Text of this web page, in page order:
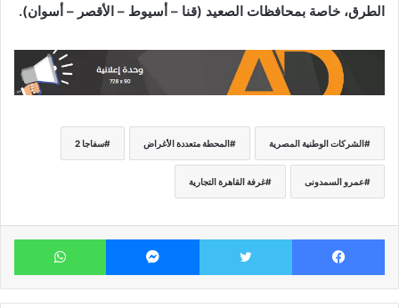
الطرق، خاصة بمحافظات الصعيد (قنا – أسيوط – الأقصر – أسوان).
الشركات الوطنية المصرية المحطة متعددة الأغراض سفاجا 2
عمرو السمدونى غرفة القاهرة التجارية
فيسبوك تويتر ماسنجر